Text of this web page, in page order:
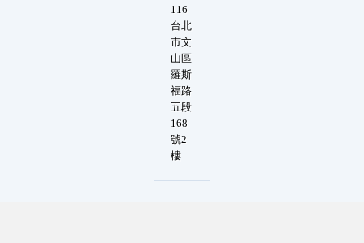
116
台北
市文
山區
羅斯
福路
五段
168
號2
樓